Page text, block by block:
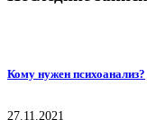
Кому нужен психоанализ?
27.11.2021